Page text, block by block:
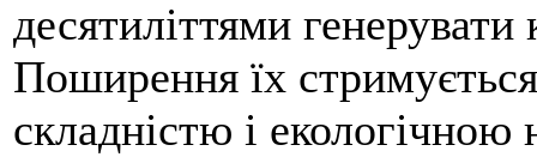
десятиліттями генерувати
Поширення їх
складністю і